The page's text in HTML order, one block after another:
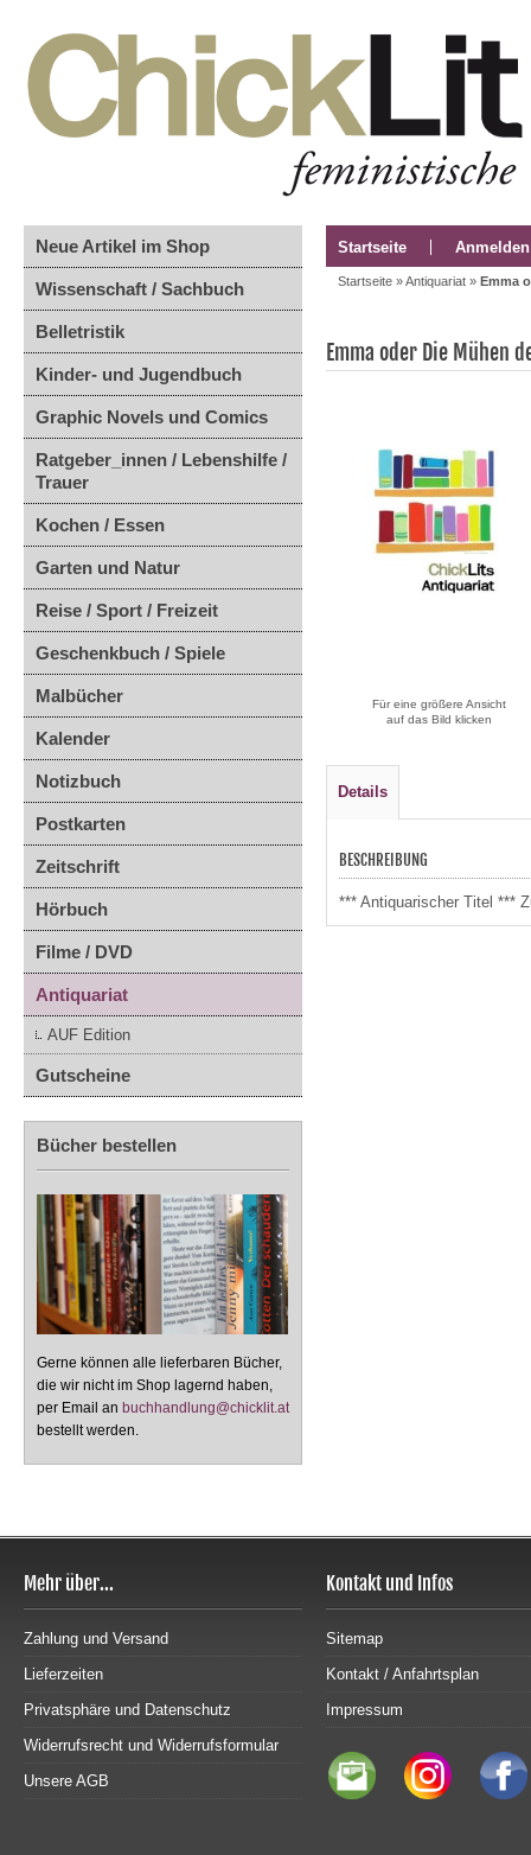
Neue Artikel im Shop
Wissenschaft / Sachbuch
Belletristik
Kinder- und Jugendbuch
Graphic Novels und Comics
Ratgeber_innen / Lebenshilfe /
Trauer
Kochen / Essen
Garten und Natur
Reise / Sport / Freizeit
Geschenkbuch / Spiele
Malbücher
Kalender
Notizbuch
Postkarten
Zeitschrift
Hörbuch
Filme / DVD
Antiquariat
AUF Edition
Gutscheine
Bücher bestellen
Gerne können alle lieferbaren Bücher,
die wir nicht im Shop lagernd haben,
per Email an buchhandlung@chicklit.at
bestellt werden.
Startseite Anmelden
Startseite »Antiquariat » Emma
Emma oder Die Mühen
Für eine größere Ansicht
auf das Bild klicken
Details
BESCHREIBUNG
*** Antiquarischer Titel ***
Mehr über...
Zahlung und Versand
Lieferzeiten
Privatsphäre und Datenschutz
Widerrufsrecht und Widerrufsformular
Unsere AGB
Kontakt und Infos
Sitemap
Kontakt / Anfahrtsplan
Impressum